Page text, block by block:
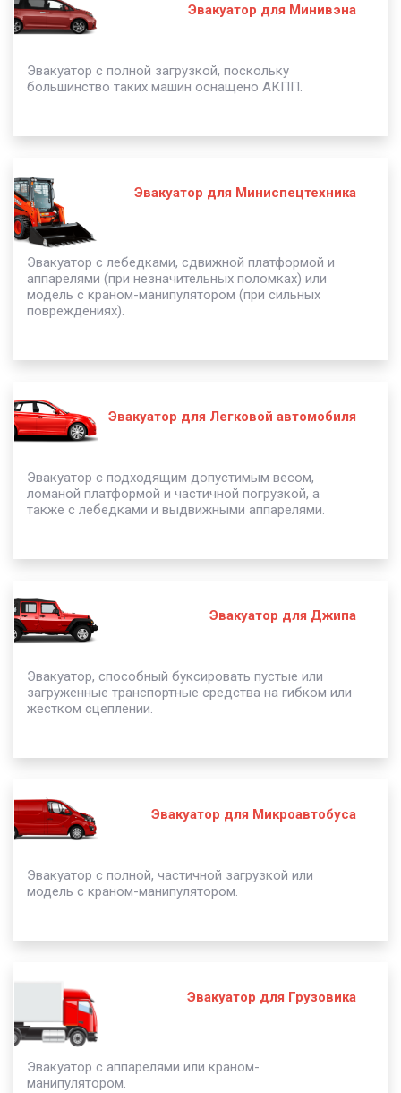
Эвакуатор для Минивэна
Эвакуатор с полной загрузкой, поскольку
большинство таких машин оснащено АКПП.
Эвакуатор для Миниспецтехника
Эвакуатор с лебедками, сдвижной платформой и
аппарелями (при незначительных поломках) или
модель с краном-манипулятором (при сильных
повреждениях).
Эвакуатор для Легковой автомобиля
Эвакуатор с подходящим допустимым весом,
ломаной платформой и частичной погрузкой, а
также с лебедками и выдвижными аппарелями.
Эвакуатор для Джипа
Эвакуатор, способный буксировать пустые или
загруженные транспортные средства на гибком или
жестком сцеплении.
Эвакуатор для Микроавтобуса
Эвакуатор с полной, частичной загрузкой или
модель с краном-манипулятором.
Эвакуатор для Грузовика
Эвакуатор с аппарелями или краном-
манипулятором.